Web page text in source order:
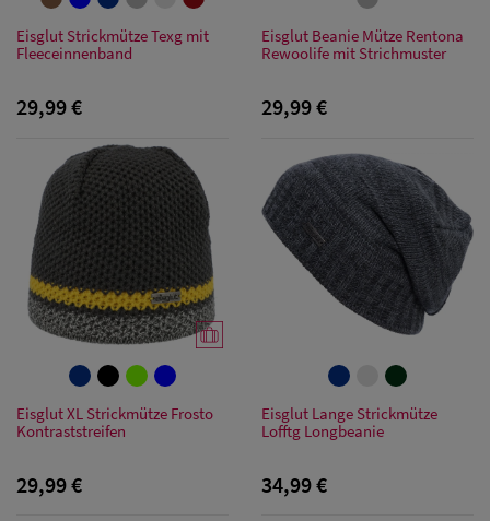
Eisglut Strickmütze Texg mit
Fleeceinnenband
29,99 €
Eisglut Beanie Mütze Rentona
Rewoolife mit Strichmuster
29,99 €
Eisglut XL Strickmütze Frosto
Kontraststreifen
29,99 €
Eisglut Lange Strickmütze
Lofftg Longbeanie
34,99 €